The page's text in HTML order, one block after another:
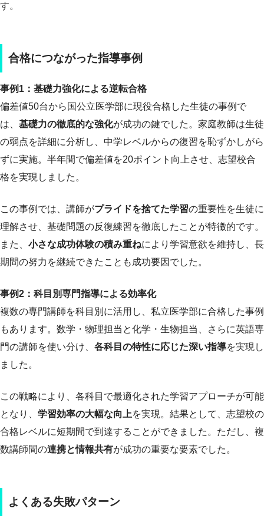
す。
合格につながった指導事例
事例1：基礎力強化による逆転合格
偏差値50台から国公立医学部に現役合格した生徒の事例で
は、 基礎力の徹底的な強化が成功の鍵でした。家庭教師は生徒
の弱点を詳細に分析し、中学レベルからの復習を恥ずかしがら
ずに実施。半年間で偏差値を20ポイント向上させ、志望校合
格を実現しました。
この事例では、講師がプライドを捨てた学習の重要性を生徒に
理解させ、基礎問題の反復練習を徹底したことが特徴的です。
また、 小さな成功体験の積み重ねにより学習意欲を維持し、長
期間の努力を継続できたことも成功要因でした。
事例2：科目別専門指導による効率化
複数の専門講師を科目別に活用し、私立医学部に合格した事例
もあります。数学・物理担当と化学・生物担当、さらに英語専
門の講師を使い分け、 各科目の特性に応じた深い指導を実現し
ました。
この戦略により、各科目で最適化された学習アプローチが可能
となり、 学習効率の大幅な向上を実現。結果として、志望校の
合格レベルに短期間で到達することができました。ただし、複
数講師間の連携と情報共有が成功の重要な要素でした。
よくある失敗パターン